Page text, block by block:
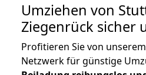
Umziehen von
Ziegenrück sicher
Profitieren Sie von
Netzwerk für günstige